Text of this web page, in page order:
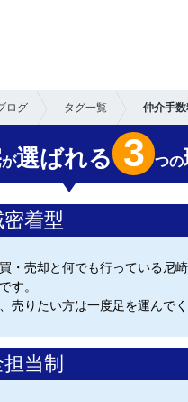
ログ タグ一覧 仲介手
が選ばれる 3 つの
着型
・売却と何でも行っている尼
す。
売りたい方は一度足を運んでく
当制